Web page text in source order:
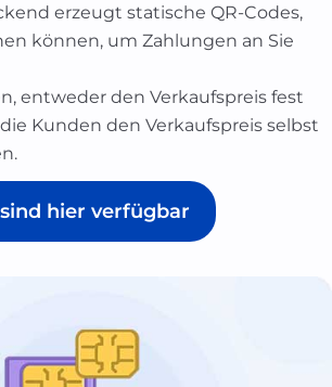
erzeugt statische QR-Codes,
können, um Zahlungen an Sie
entweder den Verkaufspreis fest
Kunden den Verkaufspreis selbst
hier verfügbar